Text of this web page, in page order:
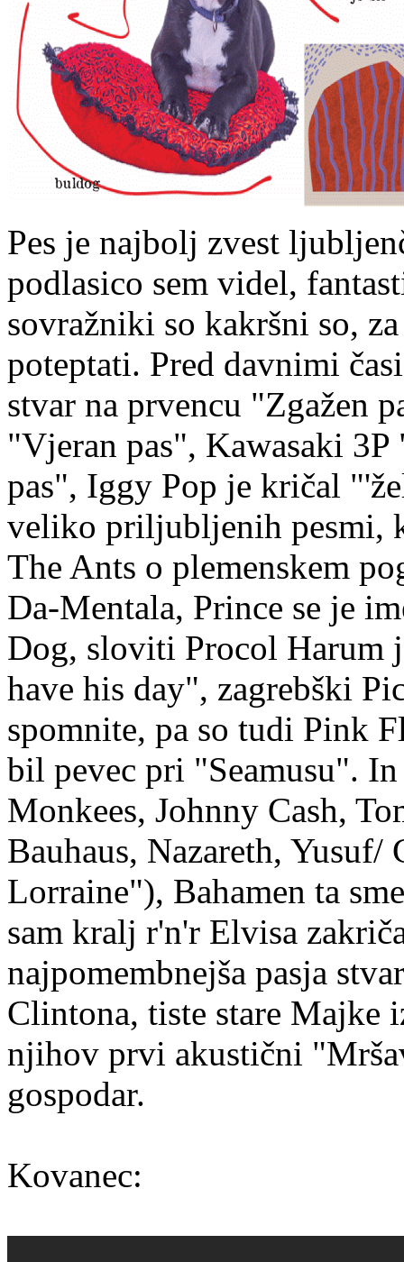
Pes je najbolj zvest
podlasico sem videl,
sovražniki so kakršni so,
poteptati. Pred davnimi
stvar na prvencu "Zgažen
"Vjeran pas", Kawasaki
pas", Iggy Pop je kričal
veliko priljubljenih pesmi,
The Ants o plemenskem
Da-Mentala, Prince se je
Dog, sloviti Procol Harum
have his day", zagrebški
spomnite, pa so tudi Pink
bil pevec pri "Seamusu".
Monkees, Johnny Cash,
Bauhaus, Nazareth, Yusuf/
Lorraine"), Bahamen ta
sam kralj r'n'r Elvisa
najpomembnejša pasja
Clintona, tiste stare Majke
njihov prvi akustični
gospodar.
Kovanec: